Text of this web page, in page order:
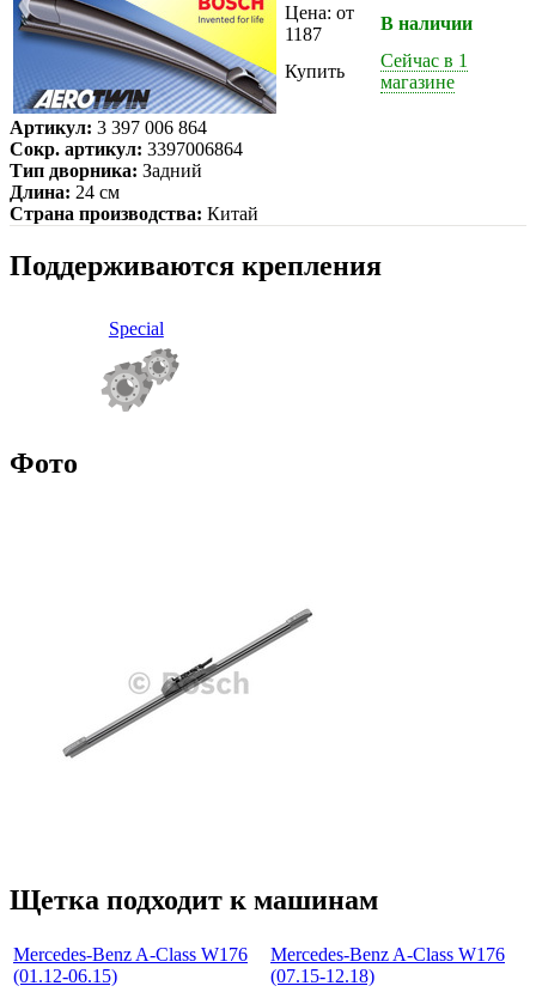
Цена: от
1187
В наличии
Купить
Сейчас в 1
магазине
Артикул: 3 397 006 864
Сокр. артикул: 3397006864
Тип дворника: Задний
Длина: 24 см
Страна производства: Китай
Поддерживаются крепления
Special
Фото
Щетка подходит к машинам
Mercedes-Benz A-Class W176
(01.12-06.15)
Mercedes-Benz A-Class W176
(07.15-12.18)